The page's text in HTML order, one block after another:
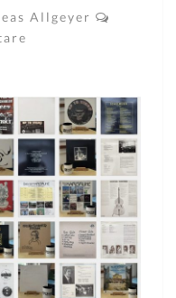
Allgeyer